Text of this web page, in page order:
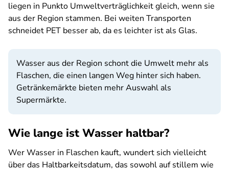
liegen in Punkto Umweltverträglichkeit gleich, wenn sie
aus der Region stammen. Bei weiten Transporten
schneidet PET besser ab, da es leichter ist als Glas.
Wasser aus der Region schont die Umwelt mehr als
Flaschen, die einen langen Weg hinter sich haben.
Getränkemärkte bieten mehr Auswahl als
Supermärkte.
Wie lange ist Wasser haltbar?
Wer Wasser in Flaschen kauft, wundert sich vielleicht
über das Haltbarkeitsdatum, das sowohl auf stillem wie